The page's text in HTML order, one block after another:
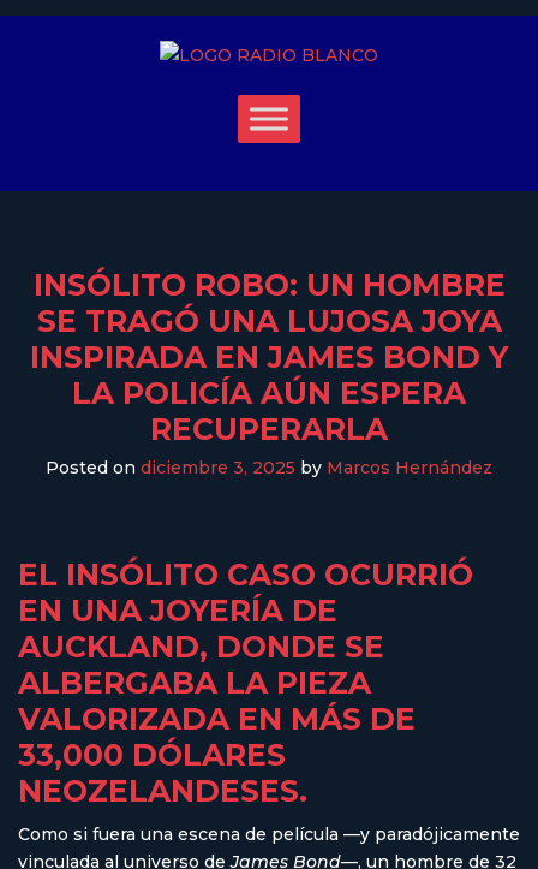
INSÓLITO ROBO: UN HOMBRE
SE TRAGÓ UNA LUJOSA JOYA
INSPIRADA EN JAMES BOND Y
LA POLICÍA AÚN ESPERA
RECUPERARLA
Posted on diciembre 3, 2025 by Marcos Hernández
EL INSÓLITO CASO OCURRIÓ
EN UNA JOYERÍA DE
AUCKLAND, DONDE SE
ALBERGABA LA PIEZA
VALORIZADA EN MÁS DE
33,000 DÓLARES
NEOZELANDESES.
Como si fuera una escena de película —y paradójicamente
vinculada al universo deJames Bond—, un hombre de 32